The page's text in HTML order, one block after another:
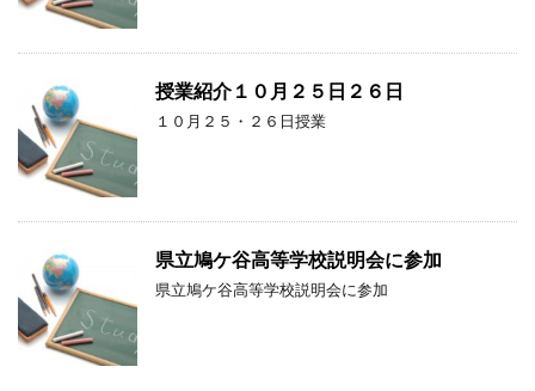
授業紹介１０月２５日２６日
１０月２５・２６日授業
県立鳩ケ谷高等学校説明会に参加
県立鳩ケ谷高等学校説明会に参加